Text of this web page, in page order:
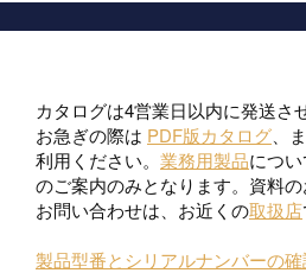
カタログは4営業日以内に発送さ
お急ぎの際は PDF版カタログ 、
利用ください。 業務用製品につ
のご案内のみとなります。資料
お問い合わせは、お近くの取扱店
製品型番とシリアルナンバーの